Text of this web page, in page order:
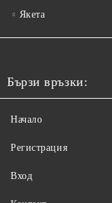
Якета
Бързи връзки:
Начало
Регистрация
Вход